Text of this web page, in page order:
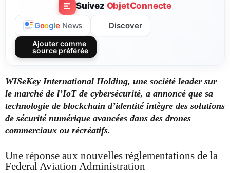
Suivez ObjetConnecte
Google News Discover
Ajouter comme
source préférée
WISeKey International Holding, une société leader sur
le marché de l’IoT de cybersécurité, a annoncé que sa
technologie de blockchain d’identité intègre des solutions
de sécurité numérique avancées dans des drones
commerciaux ou récréatifs.
Une réponse aux nouvelles réglementations de la
Federal Aviation Administration